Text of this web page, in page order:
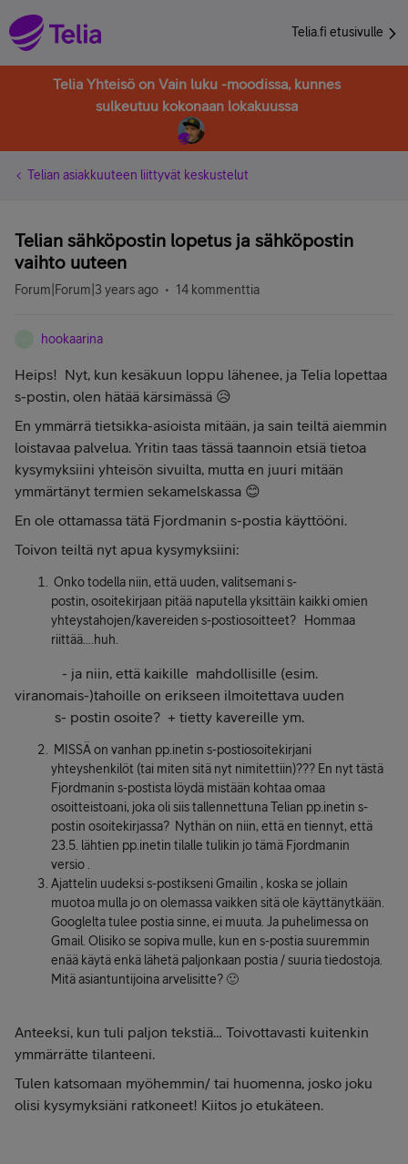
Telia.fi etusivulle
Telia Yhteisö on Vain luku -moodissa, kunnes
sulkeutuu kokonaan lokakuussa
Telian asiakkuuteen liittyvät keskustelut
Telian sähköpostin lopetus ja sähköpostin
vaihto uuteen
Forum|Forum|3 years ago 14 kommenttia
hookaarina
Heips! Nyt, kun kesäkuun loppu lähenee, ja Telia lopettaa
s-postin, olen hätää kärsimässä 😥
En ymmärrä tietsikka-asioista mitään, ja sain teiltä aiemmin
loistavaa palvelua. Yritin taas tässä taannoin etsiä tietoa
kysymyksiini yhteisön sivuilta, mutta en juuri mitään
ymmärtänyt termien sekamelskassa 😊
En ole ottamassa tätä Fjordmanin s-postia käyttööni.
Toivon teiltä nyt apua kysymyksiini:
Onko todella niin, että uuden, valitsemani s-
postin, osoitekirjaan pitää naputella yksittäin kaikki omien
yhteystahojen/kavereiden s-postiosoitteet? Hommaa
riittää….huh.
- ja niin, että kaikille mahdollisille (esim.
viranomais-)tahoille on erikseen ilmoitettava uuden
s- postin osoite? + tietty kavereille ym.
MISSÄ on vanhan pp.inetin s-postiosoitekirjani
yhteyshenkilöt (tai miten sitä nyt nimitettiin)??? En nyt tästä
Fjordmanin s-postista löydä mistään kohtaa omaa
osoitteistoani, joka oli siis tallennettuna Telian pp.inetin s-
postin osoitekirjassa? Nythän on niin, että en tiennyt, että
23.5. lähtien pp.inetin tilalle tulikin jo tämä Fjordmanin
versio .
Ajattelin uudeksi s-postikseni Gmailin , koska se jollain
muotoa mulla jo on olemassa vaikken sitä ole käyttänytkään.
Googlelta tulee postia sinne, ei muuta. Ja puhelimessa on
Gmail. Olisiko se sopiva mulle, kun en s-postia suuremmin
enää käytä enkä lähetä paljonkaan postia / suuria tiedostoja.
Mitä asiantuntijoina arvelisitte? 🙂
Anteeksi, kun tuli paljon tekstiä… Toivottavasti kuitenkin
ymmärrätte tilanteeni.
Tulen katsomaan myöhemmin/ tai huomenna, josko joku
olisi kysymyksiäni ratkoneet! Kiitos jo etukäteen.